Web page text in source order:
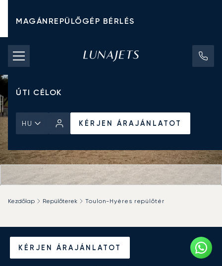
MAGÁNREPÜLŐGÉP BÉRLÉS
CHARTER ÁRAK
MAGÁNREPÜLŐGÉPEK
ÚTI CÉLOK
HU KÉRJEN ÁRAJÁNLATOT
KÉRJEN ÁRAJÁNLATOT
Kezdőlap Repülőterek Toulon-Hyères repülőtér
Magánrepülőgép bérlése a
Toulon-Hyères repülőtérre